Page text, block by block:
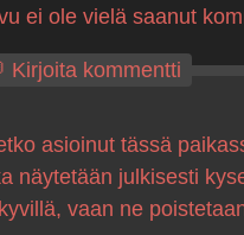
ei ole vielä saanut
Kirjoita kommentti
asioinut tässä
näytetään julkisesti
vaan ne